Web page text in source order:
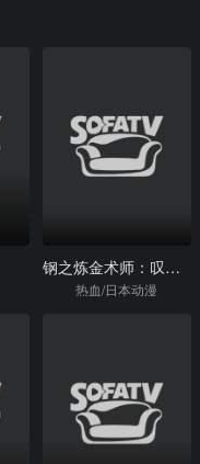
钢之炼金术师：叹息之丘的圣星
热血/日本动漫